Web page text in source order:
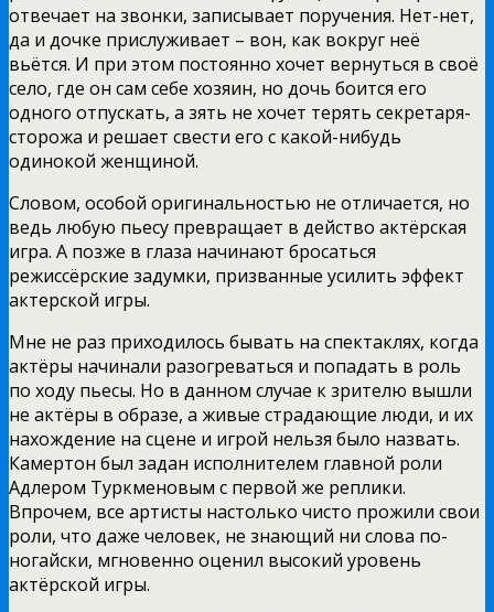
отвечает на звонки, записывает поручения. Нет-нет,
да и дочке прислуживает – вон, как вокруг неё
вьётся. И при этом постоянно хочет вернуться в своё
село, где он сам себе хозяин, но дочь боится его
одного отпускать, а зять не хочет терять секретаря-
сторожа и решает свести его с какой-нибудь
одинокой женщиной.
Словом, особой оригинальностью не отличается, но
ведь любую пьесу превращает в действо актёрская
игра. А позже в глаза начинают бросаться
режиссёрские задумки, призванные усилить эффект
актерской игры.
Мне не раз приходилось бывать на спектаклях, когда
актёры начинали разогреваться и попадать в роль
по ходу пьесы. Но в данном случае к зрителю вышли
не актёры в образе, а живые страдающие люди, и их
нахождение на сцене и игрой нельзя было назвать.
Камертон был задан исполнителем главной роли
Адлером Туркменовым с первой же реплики.
Впрочем, все артисты настолько чисто прожили свои
роли, что даже человек, не знающий ни слова по-
ногайски, мгновенно оценил высокий уровень
актёрской игры.